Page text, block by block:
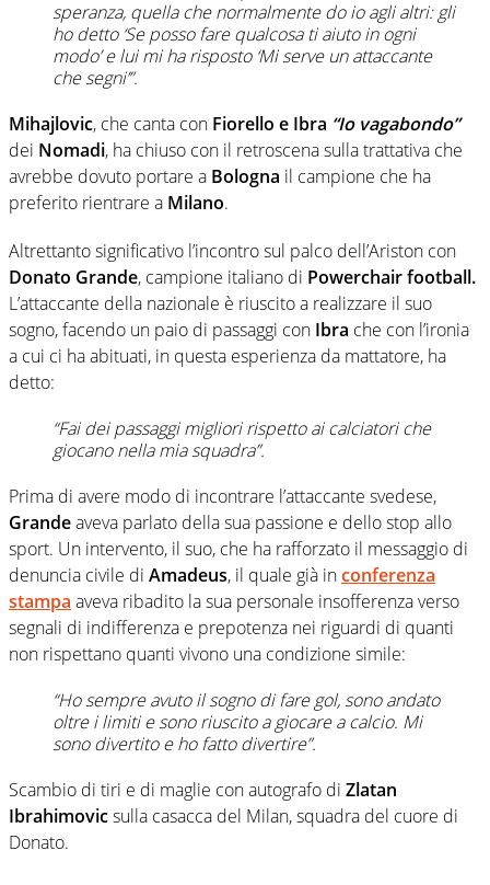
speranza, quella che normalmente do io agli altri: gli
ho detto ‘Se posso fare qualcosa ti aiuto in ogni
modo’ e lui mi ha risposto ‘Mi serve un attaccante
che segni’”.
Mihajlovic, che canta con Fiorello e Ibra “Io vagabondo”
dei Nomadi, ha chiuso con il retroscena sulla trattativa che
avrebbe dovuto portare a Bologna il campione che ha
preferito rientrare a Milano.
Altrettanto significativo l’incontro sul palco dell’Ariston con
Donato Grande, campione italiano di Powerchair football.
L’attaccante della nazionale è riuscito a realizzare il suo
sogno, facendo un paio di passaggi con Ibra che con l’ironia
a cui ci ha abituati, in questa esperienza da mattatore, ha
detto:
“Fai dei passaggi migliori rispetto ai calciatori che
giocano nella mia squadra”.
Prima di avere modo di incontrare l’attaccante svedese,
Grandeaveva parlato della sua passione e dello stop allo
sport. Un intervento, il suo, che ha rafforzato il messaggio di
denuncia civile di Amadeus, il quale già inconferenza
stampa aveva ribadito la sua personale insofferenza verso
segnali di indifferenza e prepotenza nei riguardi di quanti
non rispettano quanti vivono una condizione simile:
“Ho sempre avuto il sogno di fare gol, sono andato
oltre i limiti e sono riuscito a giocare a calcio. Mi
sono divertito e ho fatto divertire”.
Scambio di tiri e di maglie con autografo di Zlatan
Ibrahimovicsulla casacca del Milan, squadra del cuore di
Donato.